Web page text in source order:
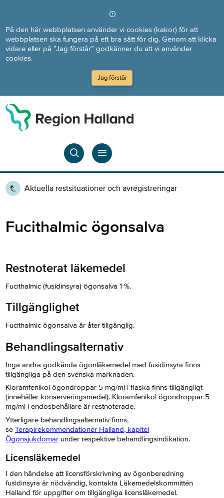
På den här webbplatsen använder vi cookies (kakor) för att
webbplatsen ska fungera på ett bra sätt för dig. Genom att klicka
vidare eller på ”Jag förstår” godkänner du att vi använder
cookies.
Jag förstår
Aktuella restsituationer och avregistreringar
Fucithalmic ögonsalva
Restnoterat läkemedel
Fucithalmic (fusidinsyra) ögonsalva 1 %.
Tillgänglighet
Fucithalmic ögonsalva är åter tillgänglig.
Behandlingsalternativ
Inga andra godkända ögonläkemedel med fusidinsyra finns
tillgängliga på den svenska marknaden.
Kloramfenikol ögondroppar 5 mg/ml i flaska finns tillgängligt
(innehåller konserveringsmedel). Kloramfenikol ögondroppar 5
mg/ml i endosbehållare är restnoterade.
Ytterligare behandlingsalternativ finns,
seTerapirekommendationer Halland, kapitel
Ögonsjukdomar under respektive behandlingsindikation.
Licensläkemedel
I den händelse att licensförskrivning av ögonberedning
fusidinsyra är nödvändig, kontakta Läkemedelskommittén
Halland för uppgifter om tillgängliga licensläkemedel.